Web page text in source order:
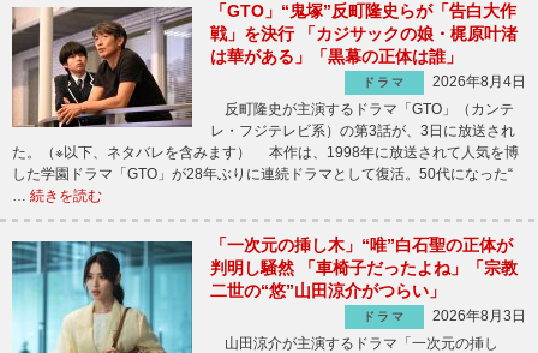
「GTO」“鬼塚”反町隆史らが「告白大作
戦」を決行 「カジサックの娘・梶原叶渚
は華がある」「黒幕の正体は誰」
ドラマ
2026年8月4日
反町隆史が主演するドラマ「GTO」（カンテ
レ・フジテレビ系）の第3話が、3日に放送され
た。（※以下、ネタバレを含みます） 本作は、1998年に放送されて人気を博
した学園ドラマ「GTO」が28年ぶりに連続ドラマとして復活。50代になった“
… 続きを読む
「一次元の挿し木」“唯”白石聖の正体が
判明し騒然 「車椅子だったよね」「宗教
二世の“悠”山田涼介がつらい」
ドラマ
2026年8月3日
山田涼介が主演するドラマ「一次元の挿し